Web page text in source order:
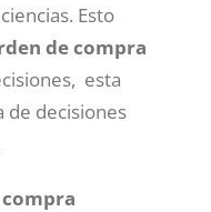
Esto
de compra
esta
de decisiones